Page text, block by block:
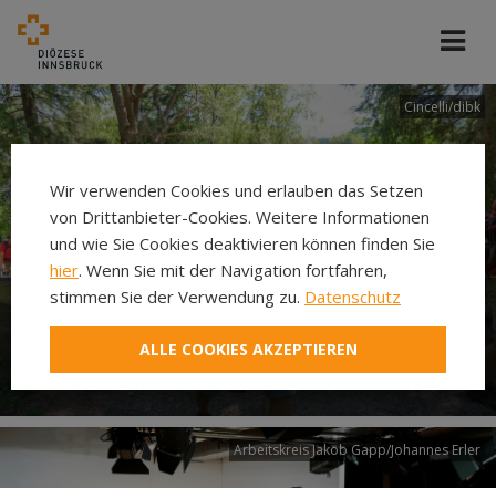
Cincelli/dibk
Neuer Pilgerweg Via
Laudato si’
Arbeitskreis Jakob Gapp/Johannes Erler
Wir verwenden Cookies und erlauben das Setzen
von Drittanbieter-Cookies. Weitere Informationen
und wie Sie Cookies deaktivieren können finden Sie
hier. Wenn Sie mit der Navigation fortfahren,
stimmen Sie der Verwendung zu. Datenschutz
ALLE COOKIES AKZEPTIEREN